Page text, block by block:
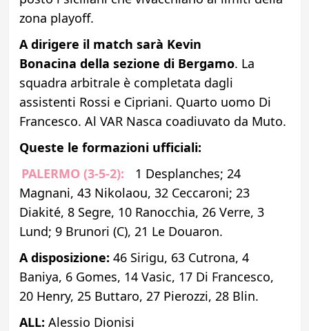
zona playoff.
A dirigere il match sarà Kevin
Bonacina della sezione di Bergamo. La
squadra arbitrale è completata dagli
assistenti Rossi e Cipriani. Quarto uomo Di
Francesco. Al VAR Nasca coadiuvato da Muto.
Queste le formazioni ufficiali:
PALERMO (3-5-2):
1 Desplanches; 24
Magnani, 43 Nikolaou, 32 Ceccaroni; 23
Diakité, 8 Segre, 10 Ranocchia, 26 Verre, 3
Lund; 9 Brunori (C), 21 Le Douaron.
A disposizione: 46 Sirigu, 63 Cutrona, 4
Baniya, 6 Gomes, 14 Vasic, 17 Di Francesco,
20 Henry, 25 Buttaro, 27 Pierozzi, 28 Blin.
ALL: Alessio Dionisi